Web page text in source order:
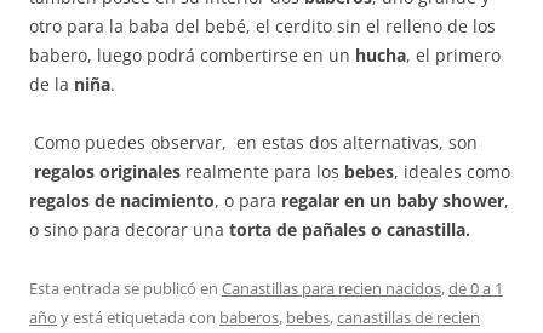
otro para la baba del bebé, el cerdito sin el relleno de los
babero, luego podrá combertirse en un hucha, el primero
de la niña.
Como puedes observar, en estas dos alternativas, son
regalos originales realmente para los bebes, ideales como
regalos de nacimiento, o para regalar en un baby shower,
o sino para decorar una torta de pañales o canastilla.
Esta entrada se publicó en Canastillas para recien nacidos,de 0 a 1
año y está etiquetada con baberos, bebes,canastillas de recien